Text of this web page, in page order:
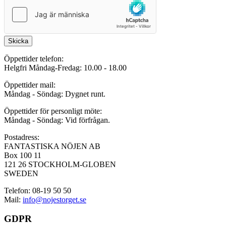
Skicka
Öppettider telefon:
Helgfri Måndag-Fredag: 10.00 - 18.00
Öppettider mail:
Måndag - Söndag: Dygnet runt.
Öppettider för personligt möte:
Måndag - Söndag: Vid förfrågan.
Postadress:
FANTASTISKA NÖJEN AB
Box 100 11
121 26 STOCKHOLM-GLOBEN
SWEDEN
Telefon: 08-19 50 50
Mail: info@nojestorget.se
GDPR